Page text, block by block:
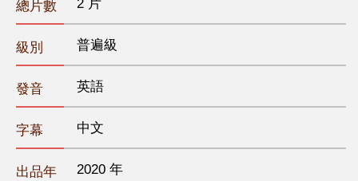
總片數 2 片
級別 普遍級
發音 英語
字幕 中文
出品年 2020 年